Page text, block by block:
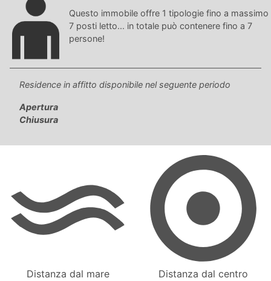
potranno godere delle moltissime attrazioni che offre la nostra
località balneare: il parco Junior, per il divertimento dei bambini
di ogni età, che dista soltanto 200 metri dal Residence Park; il
parco acquatico Aquasplash; il parco tematico Gulliverlandia
con il suo bellissimo Acquarium; il parco Hemingway dotato al
suo interno di piste ciclabili e parco giochi per i più piccoli; un
grande e variegato Luna Park; il parco Zoo Punta Verde nella
più esigenti; le splendide lagune di Grado e Marano, per gli
amanti della natura e della tranquillità.
Questo immobile offre 1 tipologie fino a massimo
7 posti letto... in totale può contenere fino a 7
persone!
Residence in affitto disponibile nel seguente periodo
Apertura
Chiusura
Distanza dal mare Distanza dal centro